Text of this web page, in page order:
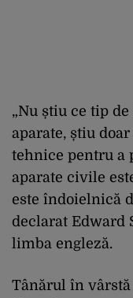
„Nu știu ce tip
aparate, știu
tehnice pentru a
aparate civile
este îndoielnică
declarat Edward
limba engleză.
Tânărul în vârstă